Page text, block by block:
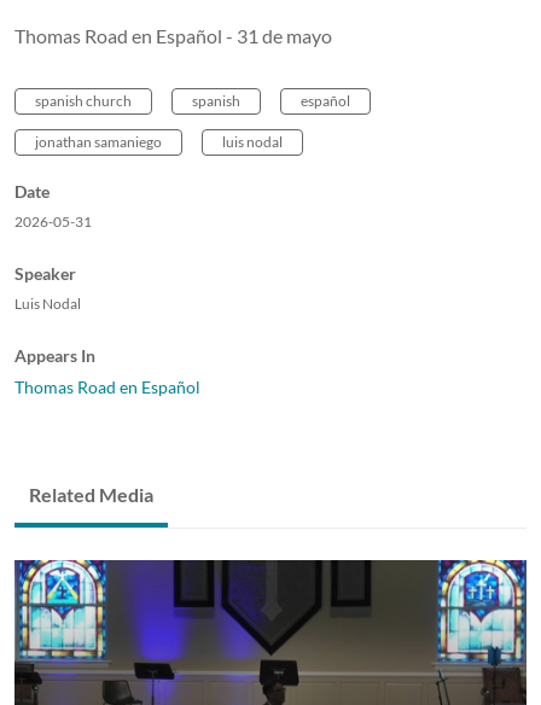
Thomas Road en Español - 31 de mayo
spanish church spanish español
jonathan samaniego luis nodal
Date
2026-05-31
Speaker
Luis Nodal
Appears In
Thomas Road en Español
Related Media